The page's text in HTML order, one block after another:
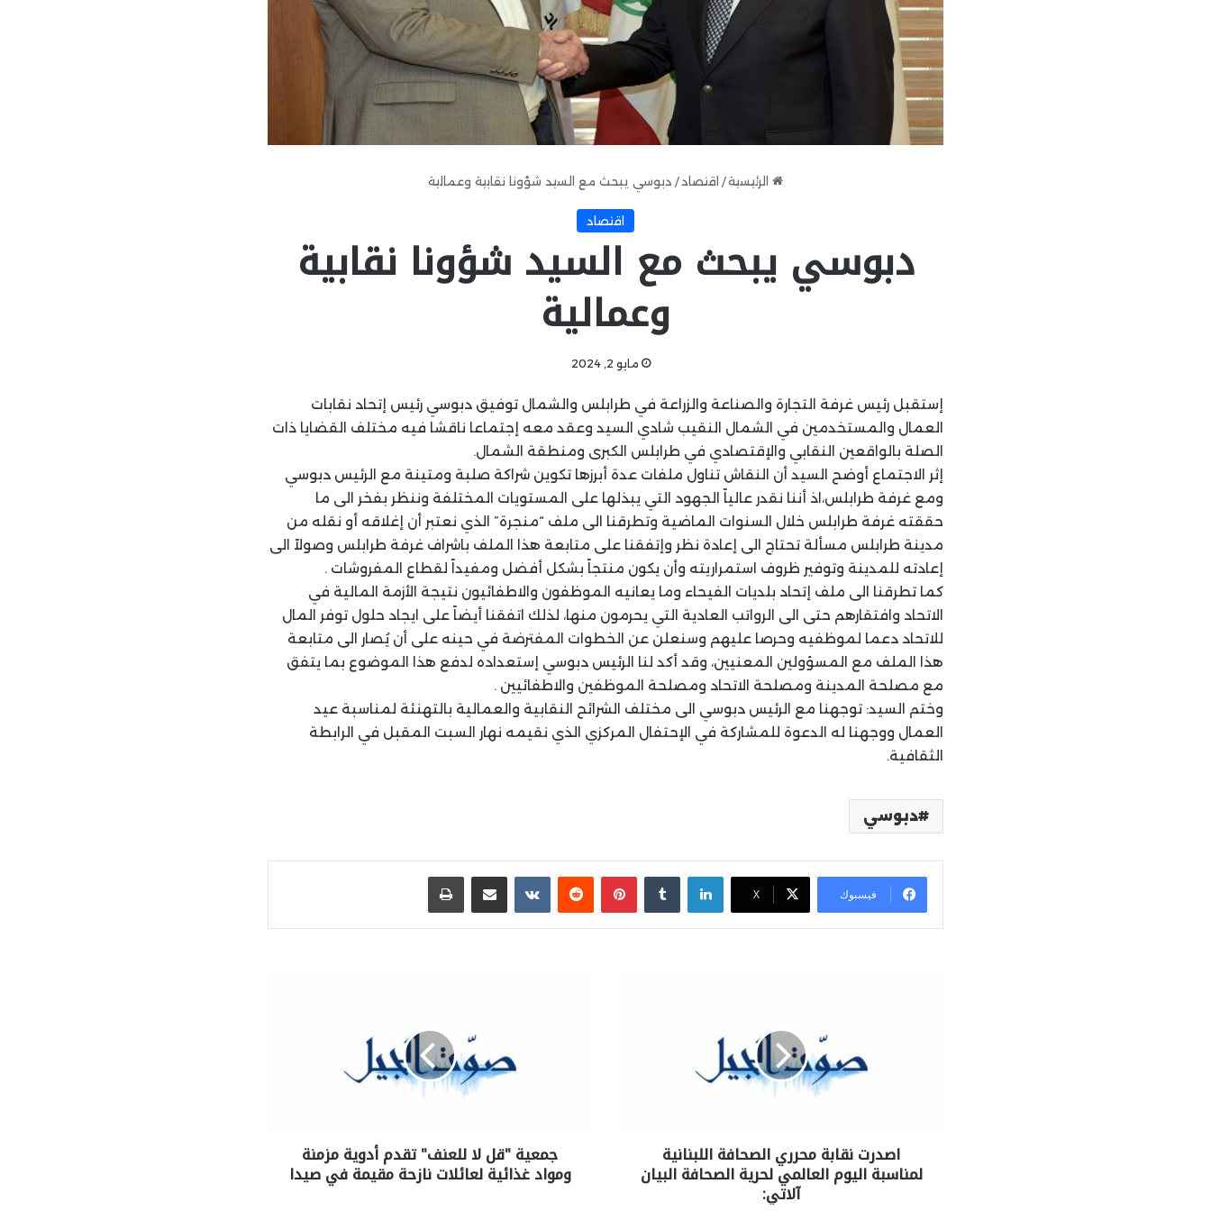
الرئيسية/ اقتصاد/ دبوسي يبحث مع السيد شؤونا نقابية وعمالية
اقتصاد
دبوسي يبحث مع السيد شؤونا نقابية
وعمالية
مايو 2, 2024
إستقبل رئيس غرفة التجارة والصناعة والزراعة في طرابلس والشمال توفيق دبوسي رئيس إتحاد نقابات
العمال والمستخدمين في الشمال النقيب شادي السيد وعقد معه إجتماعا ناقشا فيه مختلف القضايا ذات
الصلة بالواقعين النقابي والإقتصادي في طرابلس الكبرى ومنطقة الشمال.
إثر الاجتماع أوضح السيد أن النقاش تناول ملفات عدة أبرزها تكوين شراكة صلبة ومتينة مع الرئيس دبوسي
ومع غرفة طرابلس،اذ أننا نقدر عالياً الجهود التي يبذلها على المستويات المختلفة وننظر بفخر الى ما
حققته غرفة طرابلس خلال السنوات الماضية وتطرقنا الى ملف “منجرة” الذي نعتبر أن إغلاقه أو نقله من
مدينة طرابلس مسألة تحتاج الى إعادة نظر وإتفقنا على متابعة هذا الملف باشراف غرفة طرابلس وصولاً الى
إعادته للمدينة وتوفير ظروف استمراريته وأن يكون منتجاً بشكل أفضل ومفيداً لقطاع المفروشات .
كما تطرقنا الى ملف إتحاد بلديات الفيحاء وما يعانيه الموظفون والاطفائيون نتيجة الأزمة المالية في
الاتحاد وافتقارهم حتى الى الرواتب العادية التي يحرمون منها، لذلك اتفقنا أيضاً على ايجاد حلول توفر المال
للاتحاد دعما لموظفيه وحرصا عليهم وسنعلن عن الخطوات المفترضة في حينه على أن يُصار الى متابعة
هذا الملف مع المسؤولين المعنيين، وقد أكد لنا الرئيس دبوسي إستعداده لدفع هذا الموضوع بما يتفق
مع مصلحة المدينة ومصلحة الاتحاد ومصلحة الموظفين والاطفائيين .
وختم السيد: توجهنا مع الرئيس دبوسي الى مختلف الشرائح النقابية والعمالية بالتهنئة لمناسبة عيد
العمال ووجهنا له الدعوة للمشاركة في الإحتفال المركزي الذي نقيمه نهار السبت المقبل في الرابطة
الثقافية.
دبوسي
فيسبوك X
لينكدإن بينتيريست مشاركة عبر البريد طباعة
اصدرت نقابة محرري الصحافة اللبنانية
لمناسبة اليوم العالمي لحرية الصحافة البيان
آلاتي:
جمعية "قل لا للعنف" تقدم أدوية مزمنة
ومواد غذائية لعائلات نازحة مقيمة في صيدا